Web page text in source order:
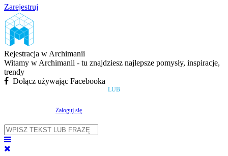
Zarejestruj
Rejestracja w Archimanii
Witamy w Archimanii - tu znajdziesz najlepsze pomysły, inspiracje,
trendy
Dołącz używając Facebooka
LUB
Zaloguj się